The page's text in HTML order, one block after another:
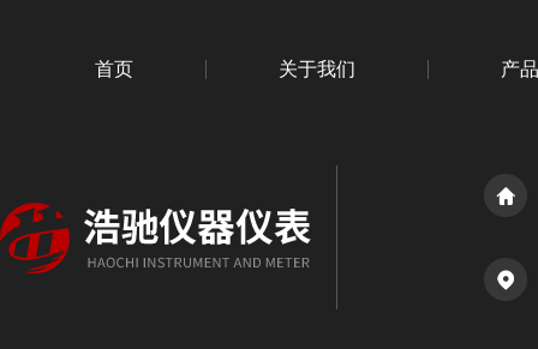
首页 关于我们 产